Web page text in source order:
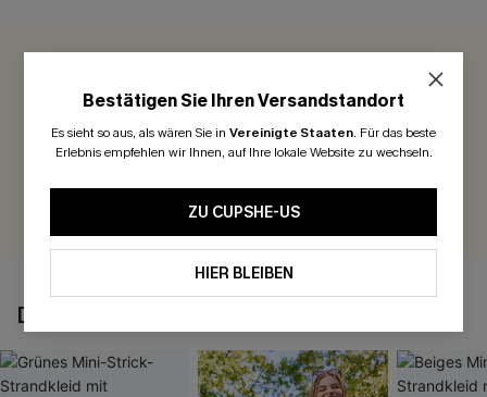
Seien Sie der Erste, der bewertet
300 Punkte für Ihre Bewertung!
DAS KÖNNTE IHNEN AUCH GEFALLEN
Bestätigen Sie Ihren Versandstandort
Es sieht so aus, als wären Sie in Vereinigte Staaten. Für das beste
Erlebnis empfehlen wir Ihnen, auf Ihre lokale Website zu wechseln.
ZU CUPSHE-US
HIER BLEIBEN